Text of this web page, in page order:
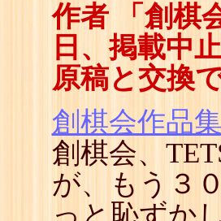
作者 「創棋
日、掲載中
原稿と交換
創棋会作品
創棋会、
が、もう３
っと恥ずか